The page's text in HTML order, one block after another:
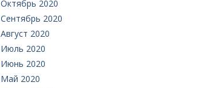
Октябрь 2020
Сентябрь 2020
Август 2020
Июль 2020
Июнь 2020
Май 2020